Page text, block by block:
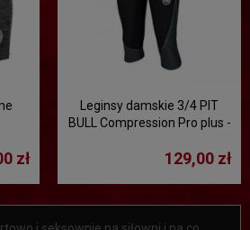
zł
Leginsy damskie 3/4 PIT
BULL Compression Pro plus -
129,00 zł